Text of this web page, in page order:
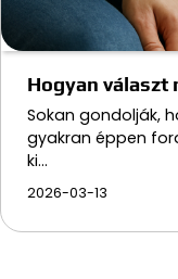
Hogyan választ
Sokan gondolják,
gyakran éppen
ki…
2026-03-13